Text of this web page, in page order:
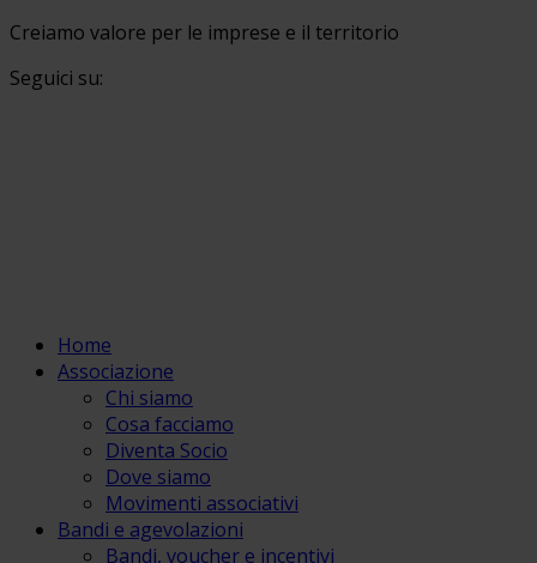
Creiamo valore per le imprese e il territorio
Seguici su:
Home
Associazione
Chi siamo
Cosa facciamo
Diventa Socio
Dove siamo
Movimenti associativi
Bandi e agevolazioni
Bandi, voucher e incentivi